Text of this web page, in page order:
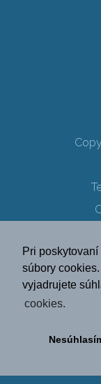
Pri
súbory
vyjadrujete
cookies.